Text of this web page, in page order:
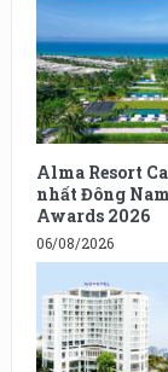
Alma Resort
nhất Đông
Awards 2026
06/08/2026